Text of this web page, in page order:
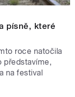
písně, které
roce natočila
představíme,
na festival